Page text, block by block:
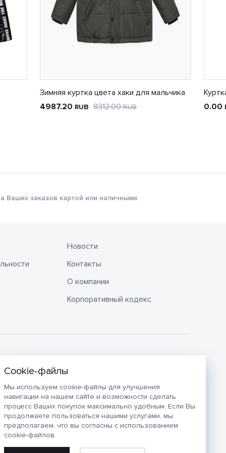
Мы используем cookie-файлы для улучшения
навигации на нашем сайте и возможности сделать
процесс Ваших покупок максимально удобным. Если Вы
продолжаете пользоваться нашими услугами, мы
предполагаем, что вы согласны с использованием
cookie-файлов.
Зимняя куртка цвета хаки для мальчика
4987.20 RUB 8312.00RUB
0.00
Ваших заказов картой или наличными
Новости
Контакты
О компании
Корпоративный кодекс